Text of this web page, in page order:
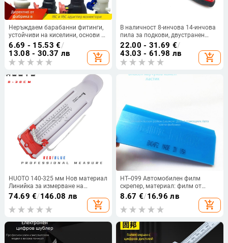
Неръждаем барабанни фитинги,
устойчиви на киселини, основи и
масло, барабанен съединител,
редуктор, от неръждаема
стомана, връзки 4/6/1 инча, Ø32
6.69 - 15.53 €/
13.08 - 30.37 лв
add_shopping_cart
В наличност 8-инчова 14-инчова
пила за подкови, двустранен
инструмент за ремонт на копита,
пила за подкови за коне с
дръжка, инструмент за грижа за
подкови
22.00 - 31.69 €/
43.03 - 61.98 лв
add_shopping_cart
HUOTO 140-325 мм Нов материал
Линийка за измерване на
дължина на краката за
възрастни Инструмент за
измерване на дължина на
74.69 €/146.08 лв
add_shopping_cart
HT--099 Автомобилен филм
скрепер, материал: филм от
говеждо сухожилие, твърд
скрепер за монтаж на
автомобилно фолио, за
8.67 €/16.96 лв
add_shopping_cart